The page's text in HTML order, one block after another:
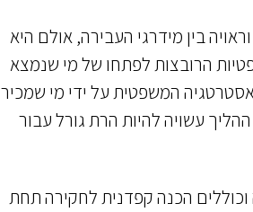
בין מידרגי העבירה, אולם היא
הרובצות לפתחו של מי שנמצא
המשפטית על ידי מי שמכיר
עשויה להיות הרת גורל עבור
וכוללים הכנה קפדנית לחקירה תחת